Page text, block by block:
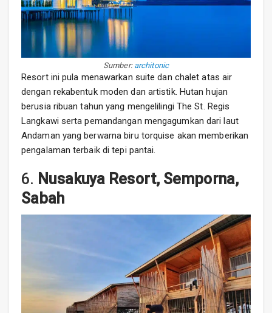
Sumber: architonic
Resort ini pula menawarkan suite dan chalet atas air
dengan rekabentuk moden dan artistik. Hutan hujan
berusia ribuan tahun yang mengelilingi The St. Regis
Langkawi serta pemandangan mengagumkan dari laut
Andaman yang berwarna biru torquise akan memberikan
pengalaman terbaik di tepi pantai.
6. Nusakuya Resort, Semporna,
Sabah